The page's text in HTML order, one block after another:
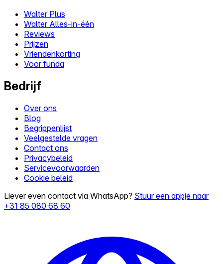
Walter Plus
Walter Alles-in-één
Reviews
Prijzen
Vriendenkorting
Voor funda
Bedrijf
Over ons
Blog
Begrippenlijst
Veelgestelde vragen
Contact ons
Privacybeleid
Servicevoorwaarden
Cookie beleid
Liever even contact via WhatsApp? Stuur een appje naar
+31 85 080 68 60